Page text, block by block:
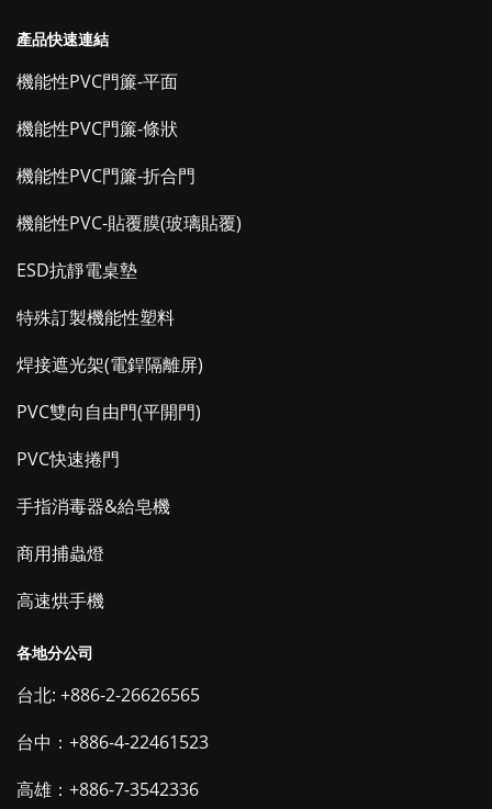
產品快速連結
機能性PVC門簾-平面
機能性PVC門簾-條狀
機能性PVC門簾-折合門
機能性PVC-貼覆膜(玻璃貼覆)
ESD抗靜電桌墊
特殊訂製機能性塑料
焊接遮光架(電銲隔離屏)
PVC雙向自由門(平開門)
PVC快速捲門
手指消毒器&給皂機
商用捕蟲燈
高速烘手機
各地分公司
台北: +886-2-26626565
台中：+886-4-22461523
高雄：+886-7-3542336